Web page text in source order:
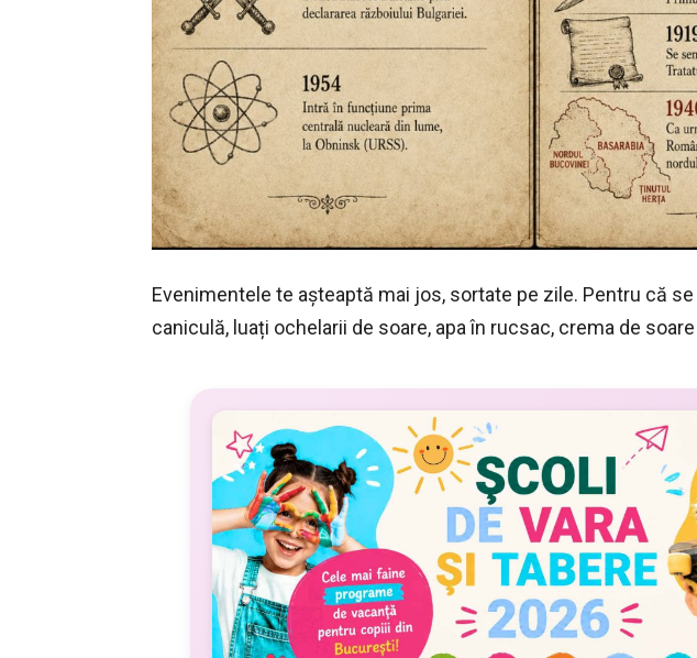
Evenimentele te așteaptă mai jos, sortate pe zile. Pentru că
caniculă, luați ochelarii de soare, apa în rucsac, crema de